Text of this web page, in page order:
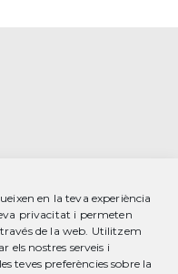
en la teva experiència
privacitat i permeten
través de la web. Utilitzem
els nostres serveis i
teves preferències sobre la